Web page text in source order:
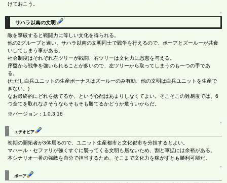
けておこう。
↑
サハラ以南の文明
敵を撃破すると戦闘力に等しい文化を得られる。
他の2グループと違い、サハラ以南の文明同士で戦争を行えるので、ボーアとズールーが共食
いしてしまう事がある。
社会制度はそれぞれ左ツリーが戦闘、右ツリーは文化力に恩恵を与える。
序盤から戦争を強いられることが多いので、左ツリーから取ってしまうのも一つの手であ
る。
(ただし白兵ユニットの生産ボーナスはズールーのみ有効、他の文明は白兵ユニットを生産で
きない。)
なお最終的にどれを捨てるか、という心配はあまりしなくてよい。そこそこの難易度では、6
つ全てを取れなさそうならそもそも勝てるかどうか危ういからだ。
※バージョン：1.0.3.18
↑
エチオピア
初期の開拓者が3体居るので、ユニット生産都市と文化都市を分担するとよい。
マハール・セファリが強くすぐに襲ってくる文明も居ないため、割と軍拡には余裕がある。
本シナリオ一番の強敵を自分で担当するため、そこまで文化力を稼がずとも勝利可能だ。
↑
ボーア